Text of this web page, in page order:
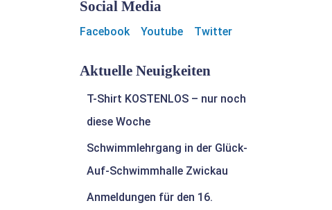
Social Media
Facebook Youtube Twitter
Aktuelle Neuigkeiten
T-Shirt KOSTENLOS – nur noch
diese Woche
Schwimmlehrgang in der Glück-
Auf-Schwimmhalle Zwickau
Anmeldungen für den 16.